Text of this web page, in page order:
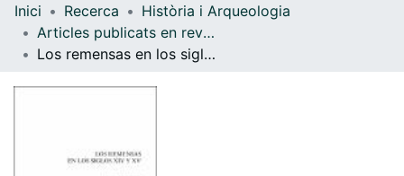
Navega per tot el DD
Com publicar
Inici Recerca
Història i Arqueologia
Articles publicats en revistes (Història i Arqueologia)
Los remensas en los siglos XIV y XV